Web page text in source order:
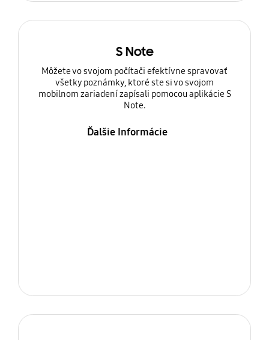
S Note
Môžete vo svojom počítači efektívne spravovať
všetky poznámky, ktoré ste si vo svojom
mobilnom zariadení zapísali pomocou aplikácie S
Note.
Ďalšie Informácie